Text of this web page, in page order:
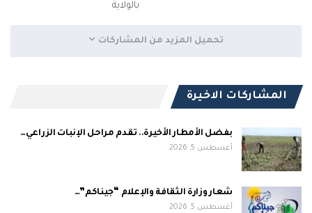
بالولاية
تحميل المزيد من المشاركات
المشاركات الاخيرة
بفضل الأمطار الأخيرة.. تقدم مراحل الإنبات الزراعي…
أغسطس 5, 2026
شعار وزارة الثقافة والإعلام “جيناكم”…
أغسطس 5, 2026